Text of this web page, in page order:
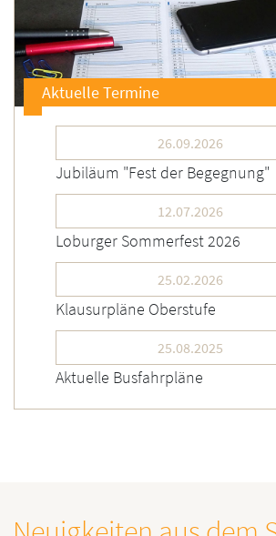
Aktuelle Termine
26.09.2026
Jubiläum "Fest der Begegnung"
12.07.2026
Loburger Sommerfest 2026
25.02.2026
Klausurpläne Oberstufe
25.08.2025
Aktuelle Busfahrpläne